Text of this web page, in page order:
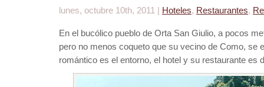
lunes, octubre 10th, 2011 | Hoteles, Restaurantes,
En el bucólico pueblo de Orta San Giulio, a pocos
pero no menos coqueto que su vecino de Como, se
romántico es el entorno, el hotel y su restaurante es